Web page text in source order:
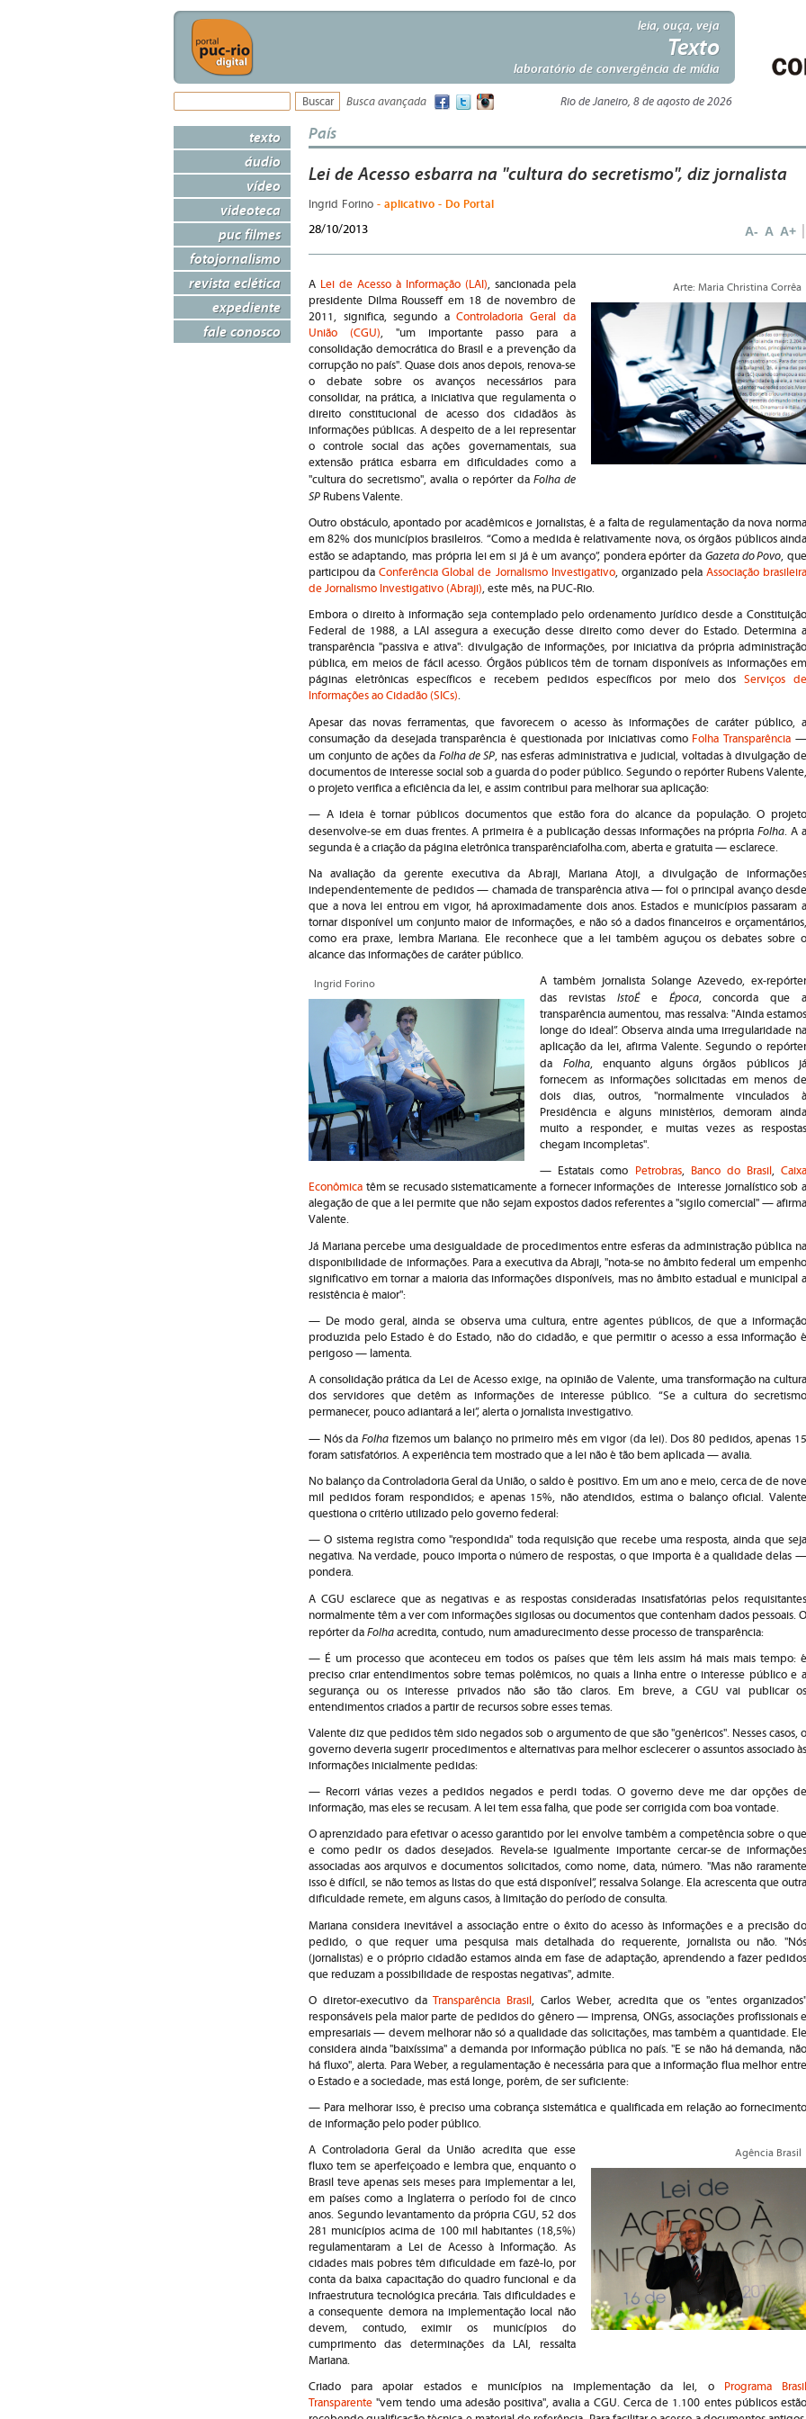
leia, ouça, veja
Texto
laboratório de convergência de mídia
Busca avançada Rio de Janeiro, 8 de agosto de 2026
texto
áudio
vídeo
videoteca
puc filmes
fotojornalismo
revista eclética
expediente
fale conosco
País
Lei de Acesso esbarra na "cultura do secretismo", diz jornalista
Ingrid Forino - aplicativo - Do Portal
28/10/2013 A- A A+
Arte: Maria Christina Corrêa
A Lei de Acesso à Informação (LAI), sancionada pela
presidente Dilma Rousseff em 18 de novembro de
2011, significa, segundo aControladoria Geral da
União (CGU), "um importante passo para a
consolidação democrática do Brasil e a prevenção da
corrupção no país". Quase dois anos depois, renova-se
o debate sobre os avanços necessários para
consolidar, na prática, a iniciativa que regulamenta o
direito constitucional de acesso dos cidadãos às
informações públicas. A despeito de a lei representar
o controle social das ações governamentais, sua
extensão prática esbarra em dificuldades como a
"cultura do secretismo", avalia o repórter daFolha de
SP Rubens Valente.
Outro obstáculo, apontado por acadêmicos e jornalistas, é a falta de regulamentação da nova norma
em 82% dos municípios brasileiros. “Como a medida é relativamente nova, os órgãos públicos ainda
estão se adaptando, mas própria lei em si já é um avanço”, pondera epórter da Gazeta do Povo, que
participou daConferência Global de Jornalismo Investigativo, organizado pela Associação brasileira
de Jornalismo Investigativo (Abraji), este mês, na PUC-Rio.
Embora o direito à informação seja contemplado pelo ordenamento jurídico desde a Constituição
Federal de 1988, a LAI assegura a execução desse direito como dever do Estado. Determina a
transparência "passiva e ativa": divulgação de informações, por iniciativa da própria administração
pública, em meios de fácil acesso. Órgãos públicos têm de tornam disponíveis as informações em
páginas eletrônicas específicos e recebem pedidos específicos por meio dos Serviços de
Informações ao Cidadão (SICs).
Apesar das novas ferramentas, que favorecem o acesso às informações de caráter público, a
consumação da desejada transparência é questionada por iniciativas como Folha Transparência —
um conjunto de ações daFolha de SP, nas esferas administrativa e judicial, voltadas à divulgação de
documentos de interesse social sob a guarda do poder público. Segundo o repórter Rubens Valente,
o projeto verifica a eficiência da lei, e assim contribui para melhorar sua aplicação:
— A ideia é tornar públicos documentos que estão fora do alcance da população. O projeto
desenvolve-se em duas frentes. A primeira é a publicação dessas informações na própriaFolha. A a
segunda é a criação da página eletrônica transparênciafolha.com, aberta e gratuita — esclarece.
Na avaliação da gerente executiva da Abraji, Mariana Atoji, a divulgação de informações
independentemente de pedidos — chamada de transparência ativa — foi o principal avanço desde
que a nova lei entrou em vigor, há aproximadamente dois anos. Estados e municípios passaram a
tornar disponível um conjunto maior de informações, e não só a dados financeiros e orçamentários,
como era praxe, lembra Mariana. Ele reconhece que a lei também aguçou os debates sobre o
alcance das informações de caráter público.
Ingrid Forino
A também jornalista Solange Azevedo, ex-repórter
das revistas IstoÉe Época, concorda que a
transparência aumentou, mas ressalva: "Ainda estamos
longe do ideal”. Observa ainda uma irregularidade na
aplicação da lei, afirma Valente. Segundo o repórter
da Folha, enquanto alguns órgãos públicos já
fornecem as informações solicitadas em menos de
dois dias, outros, "normalmente vinculados à
Presidência e alguns ministérios, demoram ainda
muito a responder, e muitas vezes as respostas
chegam incompletas".
— Estatais como Petrobras, Banco do Brasil,Caixa
Econômica têm se recusado sistematicamente a fornecer informações de interesse jornalístico sob a
alegação de que a lei permite que não sejam expostos dados referentes a "sigilo comercial" — afirma
Valente.
Já Mariana percebe uma desigualdade de procedimentos entre esferas da administração pública na
disponibilidade de informações. Para a executiva da Abraji, "nota-se no âmbito federal um empenho
significativo em tornar a maioria das informações disponíveis, mas no âmbito estadual e municipal a
resistência é maior":
— De modo geral, ainda se observa uma cultura, entre agentes públicos, de que a informação
produzida pelo Estado é do Estado, não do cidadão, e que permitir o acesso a essa informação é
perigoso — lamenta.
A consolidação prática da Lei de Acesso exige, na opinião de Valente, uma transformação na cultura
dos servidores que detêm as informações de interesse público. “Se a cultura do secretismo
permanecer, pouco adiantará a lei”, alerta o jornalista investigativo.
— Nós da Folha fizemos um balanço no primeiro mês em vigor (da lei). Dos 80 pedidos, apenas 15
foram satisfatórios. A experiência tem mostrado que a lei não é tão bem aplicada — avalia.
No balanço da Controladoria Geral da União, o saldo é positivo. Em um ano e meio, cerca de de nove
mil pedidos foram respondidos; e apenas 15%, não atendidos, estima o balanço oficial. Valente
questiona o critério utilizado pelo governo federal:
— O sistema registra como "respondida" toda requisição que recebe uma resposta, ainda que seja
negativa. Na verdade, pouco importa o número de respostas, o que importa é a qualidade delas —
pondera.
A CGU esclarece que as negativas e as respostas consideradas insatisfatórias pelos requisitantes
normalmente têm a ver com informações sigilosas ou documentos que contenham dados pessoais. O
repórter da Folha acredita, contudo, num amadurecimento desse processo de transparência:
— É um processo que aconteceu em todos os países que têm leis assim há mais mais tempo: é
preciso criar entendimentos sobre temas polêmicos, no quais a linha entre o interesse público e a
segurança ou os interesse privados não são tão claros. Em breve, a CGU vai publicar os
entendimentos criados a partir de recursos sobre esses temas.
Valente diz que pedidos têm sido negados sob o argumento de que são "genéricos". Nesses casos, o
governo deveria sugerir procedimentos e alternativas para melhor esclecerer o assuntos associado às
informações inicialmente pedidas:
— Recorri várias vezes a pedidos negados e perdi todas. O governo deve me dar opções de
informação, mas eles se recusam. A lei tem essa falha, que pode ser corrigida com boa vontade.
O aprenzidado para efetivar o acesso garantido por lei envolve também a competência sobre o que
e como pedir os dados desejados. Revela-se igualmente importante cercar-se de informações
associadas aos arquivos e documentos solicitados, como nome, data, número. "Mas não raramente
isso é difícil, se não temos as listas do que está disponível”, ressalva Solange. Ela acrescenta que outra
dificuldade remete, em alguns casos, à limitação do período de consulta.
Mariana considera inevitável a associação entre o êxito do acesso às informações e a precisão do
pedido, o que requer uma pesquisa mais detalhada do requerente, jornalista ou não. "Nós
(jornalistas) e o próprio cidadão estamos ainda em fase de adaptação, aprendendo a fazer pedidos
que reduzam a possibilidade de respostas negativas", admite.
O diretor-executivo daTransparência Brasil , Carlos Weber, acredita que os "entes organizados"
responsáveis pela maior parte de pedidos do gênero — imprensa, ONGs, associações profissionais e
empresariais — devem melhorar não só a qualidade das solicitações, mas também a quantidade. Ele
considera ainda "baixíssima" a demanda por informação pública no país. "E se não há demanda, não
há fluxo", alerta. Para Weber, a regulamentação é necessária para que a informação flua melhor entre
o Estado e a sociedade, mas está longe, porém, de ser suficiente:
— Para melhorar isso, é preciso uma cobrança sistemática e qualificada em relação ao fornecimento
de informação pelo poder público.
Agência Brasil
A Controladoria Geral da União acredita que esse
fluxo tem se aperfeiçoado e lembra que, enquanto o
Brasil teve apenas seis meses para implementar a lei,
em países como a Inglaterra o período foi de cinco
anos. Segundo levantamento da própria CGU, 52 dos
281 municípios acima de 100 mil habitantes (18,5%)
regulamentaram a Lei de Acesso à Informação. As
cidades mais pobres têm dificuldade em fazê-lo, por
conta da baixa capacitação do quadro funcional e da
infraestrutura tecnológica precária. Tais dificuldades e
a consequente demora na implementação local não
devem, contudo, eximir os municípios do
cumprimento das determinações da LAI, ressalta
Mariana.
Criado para apoiar estados e municípios na implementação da lei, o Programa Brasil
Transparente "vem tendo uma adesão positiva", avalia a CGU. Cerca de 1.100 entes públicos estão